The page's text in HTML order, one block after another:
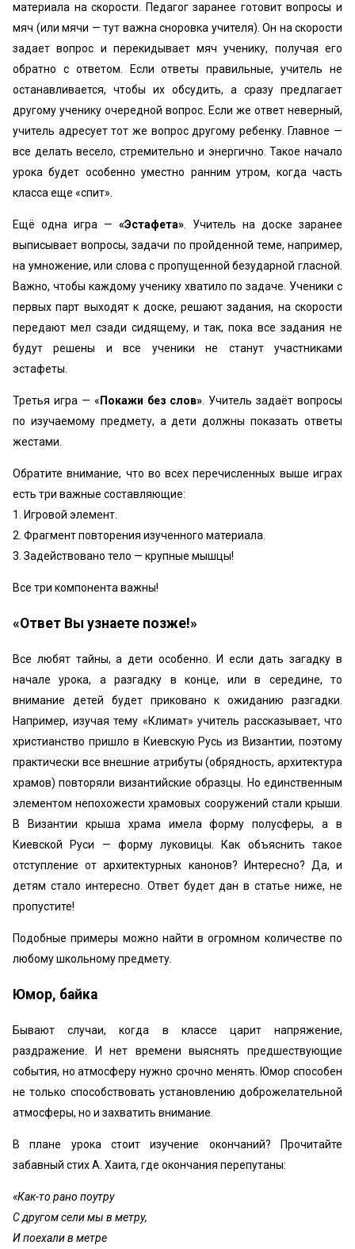
материала на скорости. Педагог заранее готовит вопросы и
мяч (или мячи — тут важна сноровка учителя). Он на скорости
задает вопрос и перекидывает мяч ученику, получая его
обратно с ответом. Если ответы правильные, учитель не
останавливается, чтобы их обсудить, а сразу предлагает
другому ученику очередной вопрос. Если же ответ неверный,
учитель адресует тот же вопрос другому ребенку. Главное —
все делать весело, стремительно и энергично. Такое начало
урока будет особенно уместно ранним утром, когда часть
класса еще «спит».
Ещё одна игра — «Эстафета». Учитель на доске заранее
выписывает вопросы, задачи по пройденной теме, например,
на умножение, или слова с пропущенной безударной гласной.
Важно, чтобы каждому ученику хватило по задаче. Ученики с
первых парт выходят к доске, решают задания, на скорости
передают мел сзади сидящему, и так, пока все задания не
будут решены и все ученики не станут участниками
эстафеты.
Третья игра — « Покажи без слов». Учитель задаёт вопросы
по изучаемому предмету, а дети должны показать ответы
жестами.
Обратите внимание, что во всех перечисленных выше играх
есть три важные составляющие:
1. Игровой элемент.
2. Фрагмент повторения изученного материала.
3. Задействовано тело — крупные мышцы!
Все три компонента важны!
«Ответ Вы узнаете позже!»
Все любят тайны, а дети особенно. И если дать загадку в
начале урока, а разгадку в конце, или в середине, то
внимание детей будет приковано к ожиданию разгадки.
Например, изучая тему «Климат» учитель рассказывает, что
христианство пришло в Киевскую Русь из Византии, поэтому
практически все внешние атрибуты (обрядность, архитектура
храмов) повторяли византийские образцы. Но единственным
элементом непохожести храмовых сооружений стали крыши.
В Византии крыша храма имела форму полусферы, а в
Киевской Руси — форму луковицы. Как объяснить такое
отступление от архитектурных канонов? Интересно? Да, и
детям стало интересно. Ответ будет дан в статье ниже, не
пропустите!
Подобные примеры можно найти в огромном количестве по
любому школьному предмету.
Юмор, байка
Бывают случаи, когда в классе царит напряжение,
раздражение. И нет времени выяснять предшествующие
события, но атмосферу нужно срочно менять. Юмор способен
не только способствовать установлению доброжелательной
атмосферы, но и захватить внимание.
В плане урока стоит изучение окончаний? Прочитайте
забавный стих А. Хаита, где окончания перепутаны:
«Как-то рано поутру
С другом сели мы в метру,
И поехали в метре